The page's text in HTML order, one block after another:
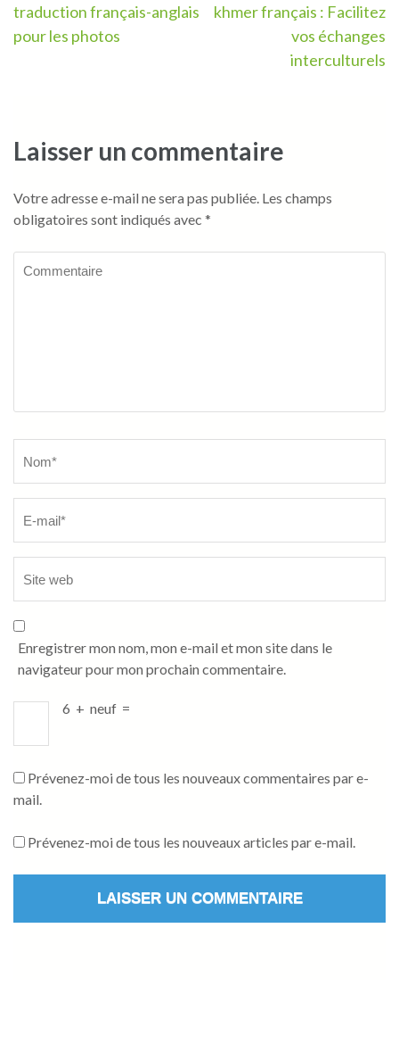
de
traduction français-anglais
pour les photos
khmer français : Facilitez
vos échanges
interculturels
Laisser un commentaire
Votre adresse e-mail ne sera pas publiée. Les champs
obligatoires sont indiqués avec *
Enregistrer mon nom, mon e-mail et mon site dans le
navigateur pour mon prochain commentaire.
6 + neuf =
Prévenez-moi de tous les nouveaux commentaires par e-
mail.
Prévenez-moi de tous les nouveaux articles par e-mail.